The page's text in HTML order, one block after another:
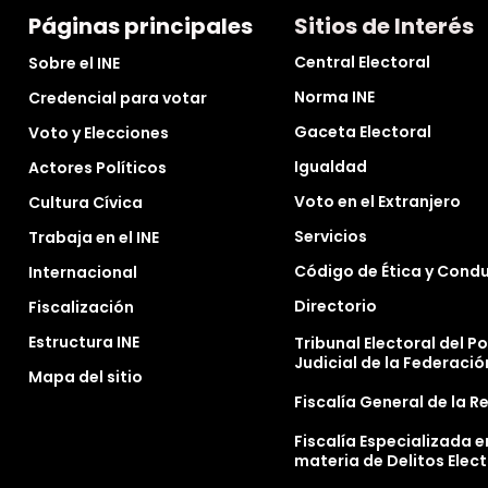
Páginas principales
Sobre el INE
Credencial para votar
Voto y Elecciones
Actores Políticos
Cultura Cívica
Trabaja en el INE
Internacional
Fiscalización
Estructura INE
Mapa del sitio
Sitios de Interés
Central Electoral
Norma INE
Gaceta Electoral
Igualdad
Voto en el Extranjero
Servicios
Código de Ética y
Directorio
Tribunal Electoral del
Judicial de la
Fiscalía General de la
Fiscalía Especializada
materia de Delitos